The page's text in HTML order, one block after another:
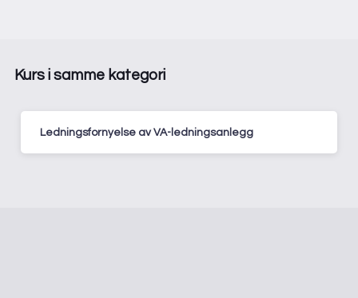
Kurs i samme kategori
Ledningsfornyelse av VA-ledningsanlegg